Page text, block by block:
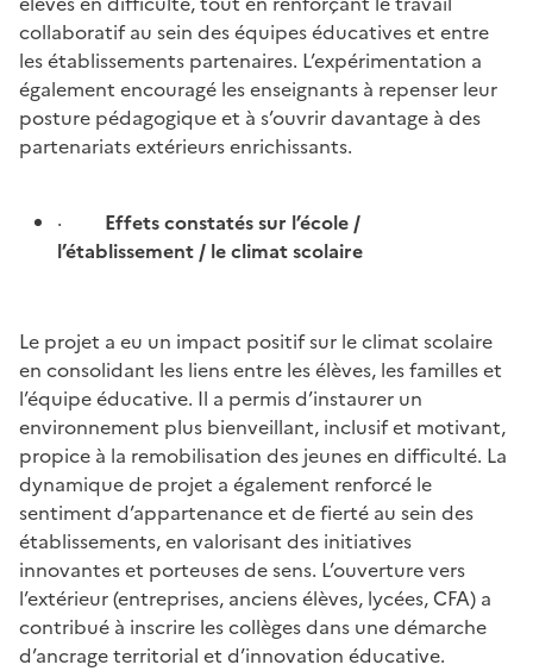
collaboratif au sein des équipes éducatives et entre
les établissements partenaires. L’expérimentation a
également encouragé les enseignants à repenser leur
posture pédagogique et à s’ouvrir davantage à des
partenariats extérieurs enrichissants.
· Effets constatés sur l’école /
l’établissement / le climat scolaire
Le projet a eu un impact positif sur le climat scolaire
en consolidant les liens entre les élèves, les familles et
l’équipe éducative. Il a permis d’instaurer un
environnement plus bienveillant, inclusif et motivant,
propice à la remobilisation des jeunes en difficulté. La
dynamique de projet a également renforcé le
sentiment d’appartenance et de fierté au sein des
établissements, en valorisant des initiatives
innovantes et porteuses de sens. L’ouverture vers
l’extérieur (entreprises, anciens élèves, lycées, CFA) a
contribué à inscrire les collèges dans une démarche
d’ancrage territorial et d’innovation éducative.